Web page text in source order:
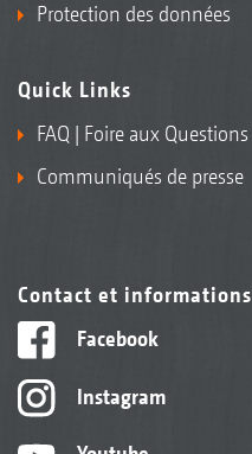
Protection des données
Quick Links
FAQ | Foire aux Questions
Communiqués de presse
Contact et informations
Facebook
Instagram